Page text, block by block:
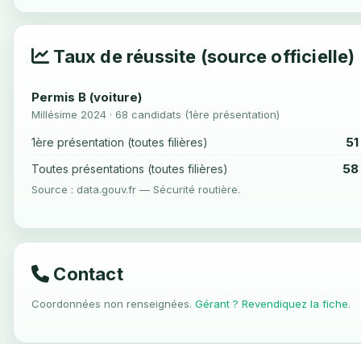
Taux de réussite (source officielle)
Permis B (voiture)
Millésime 2024 · 68 candidats (1ère présentation)
1ère présentation (toutes filières)
Toutes présentations (toutes filières) 58
Source : data.gouv.fr — Sécurité routière.
Contact
Coordonnées non renseignées. Gérant ? Revendiquez la fiche.